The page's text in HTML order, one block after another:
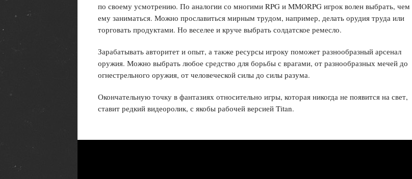
по своему усмотрению. По аналогии со многими RPG и MMORPG игрок волен выбрать, чем
ему заниматься. Можно прославиться мирным трудом, например, делать орудия труда или
торговать продуктами. Но веселее и круче выбрать солдатское ремесло.
Зарабатывать авторитет и опыт, а также ресурсы игроку поможет разнообразный арсенал
оружия. Можно выбрать любое средство для борьбы с врагами, от разнообразных мечей до
огнестрельного оружия, от человеческой силы до силы разума.
Окончательную точку в фантазиях относительно игры, которая никогда не появится на свет,
ставит редкий видеоролик, с якобы рабочей версией Titan.